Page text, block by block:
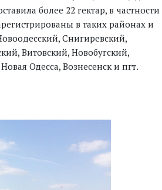
более 22 гектар, в частности
в таких районах и
Снигиревский,
Витовский, Новобугский,
Одесса, Вознесенск и пгт.